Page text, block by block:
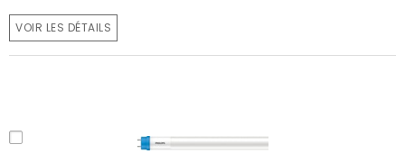
VOIR LES DÉTAILS